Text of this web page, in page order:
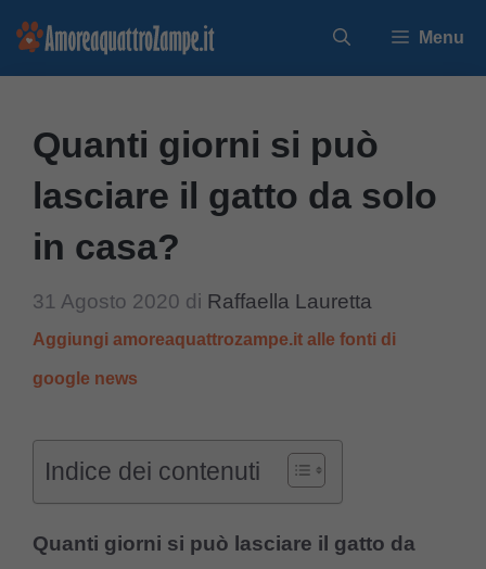
Vai
Menu
Quanti giorni si può
lasciare il gatto da solo
in casa?
31 Agosto 2020 di Raffaella Lauretta
Aggiungi amoreaquattrozampe.it alle fonti di
google news
Indice dei contenuti
Quanti giorni si può lasciare il gatto da